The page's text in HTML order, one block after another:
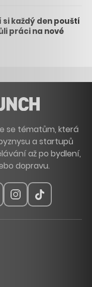
každý den pouští
práci na nové
se tématům, která
a startupů
až po bydlení,
dopravu.